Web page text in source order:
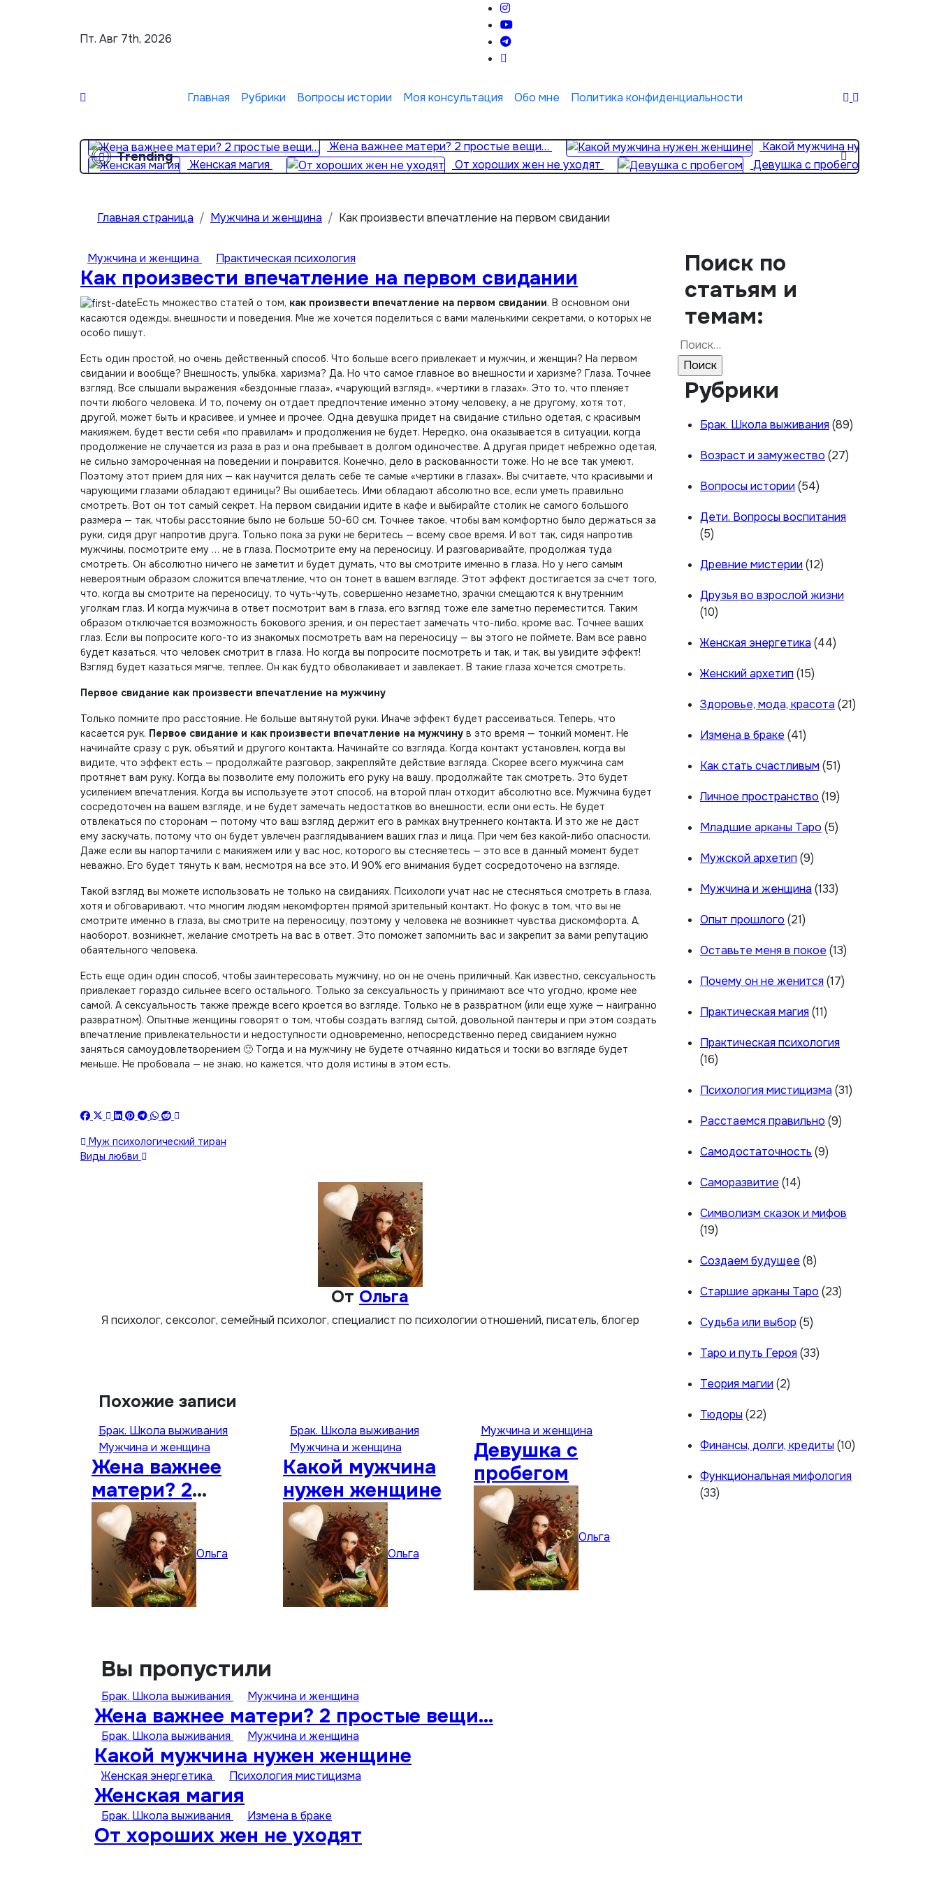
Пт. Авг 7th, 2026
Главная Рубрики Вопросы истории Моя консультация Обо мне Политика конфиденциальности
Trending
Жена важнее матери? 2 простые вещи…
Какой мужчина нужен женщине
Женская магия
От хороших жен не уходят Девушка с пробегом
Главная страница Мужчина и женщина Как произвести впечатление на первом свидании
Мужчина и женщина Практическая психология
Как произвести впечатление на первом свидании
Есть множество статей о том, как произвести впечатление на первом свидании. В основном они
касаются одежды, внешности и поведения. Мне же хочется поделиться с вами маленькими секретами, о которых не
особо пишут.
Есть один простой, но очень действенный способ. Что больше всего привлекает и мужчин, и женщин? На первом
свидании и вообще? Внешность, улыбка, харизма? Да. Но что самое главное во внешности и харизме? Глаза. Точнее
взгляд. Все слышали выражения «бездонные глаза», «чарующий взгляд», «чертики в глазах». Это то, что пленяет
почти любого человека. И то, почему он отдает предпочтение именно этому человеку, а не другому, хотя тот,
другой, может быть и красивее, и умнее и прочее. Одна девушка придет на свидание стильно одетая, с красивым
макияжем, будет вести себя «по правилам» и продолжения не будет. Нередко, она оказывается в ситуации, когда
продолжение не случается из раза в раз и она пребывает в долгом одиночестве. А другая придет небрежно одетая,
не сильно замороченная на поведении и понравится. Конечно, дело в раскованности тоже. Но не все так умеют.
Поэтому этот прием для них — как научится делать себе те самые «чертики в глазах». Вы считаете, что красивыми и
чарующими глазами обладают единицы? Вы ошибаетесь. Ими обладают абсолютно все, если уметь правильно
смотреть. Вот он тот самый секрет. На первом свидании идите в кафе и выбирайте столик не самого большого
размера — так, чтобы расстояние было не больше 50-60 см. Точнее такое, чтобы вам комфортно было держаться за
руки, сидя друг напротив друга. Только пока за руки не беритесь — всему свое время. И вот так, сидя напротив
мужчины, посмотрите ему … не в глаза. Посмотрите ему на переносицу. И разговаривайте, продолжая туда
смотреть. Он абсолютно ничего не заметит и будет думать, что вы смотрите именно в глаза. Но у него самым
невероятным образом сложится впечатление, что он тонет в вашем взгляде. Этот эффект достигается за счет того,
что, когда вы смотрите на переносицу, то чуть-чуть, совершенно незаметно, зрачки смещаются к внутренним
уголкам глаз. И когда мужчина в ответ посмотрит вам в глаза, его взгляд тоже еле заметно переместится. Таким
образом отключается возможность бокового зрения, и он перестает замечать что-либо, кроме вас. Точнее ваших
глаз. Если вы попросите кого-то из знакомых посмотреть вам на переносицу — вы этого не поймете. Вам все равно
будет казаться, что человек смотрит в глаза. Но когда вы попросите посмотреть и так, и так, вы увидите эффект!
Взгляд будет казаться мягче, теплее. Он как будто обволакивает и завлекает. В такие глаза хочется смотреть.
Первое свидание как произвести впечатление на мужчину
Только помните про расстояние. Не больше вытянутой руки. Иначе эффект будет рассеиваться. Теперь, что
касается рук. Первое свидание и как произвести впечатление на мужчину в это время — тонкий момент. Не
начинайте сразу с рук, объятий и другого контакта. Начинайте со взгляда. Когда контакт установлен, когда вы
видите, что эффект есть — продолжайте разговор, закрепляйте действие взгляда. Скорее всего мужчина сам
протянет вам руку. Когда вы позволите ему положить его руку на вашу, продолжайте так смотреть. Это будет
усилением впечатления. Когда вы используете этот способ, на второй план отходит абсолютно все. Мужчина будет
сосредоточен на вашем взгляде, и не будет замечать недостатков во внешности, если они есть. Не будет
отвлекаться по сторонам — потому что ваш взгляд держит его в рамках внутреннего контакта. И это же не даст
ему заскучать, потому что он будет увлечен разглядыванием ваших глаз и лица. При чем без какой-либо опасности.
Даже если вы напортачили с макияжем или у вас нос, которого вы стесняетесь — это все в данный момент будет
неважно. Его будет тянуть к вам, несмотря на все это. И 90% его внимания будет сосредоточено на взгляде.
Такой взгляд вы можете использовать не только на свиданиях. Психологи учат нас не стесняться смотреть в глаза,
хотя и обговаривают, что многим людям некомфортен прямой зрительный контакт. Но фокус в том, что вы не
смотрите именно в глаза, вы смотрите на переносицу, поэтому у человека не возникнет чувства дискомфорта. А,
наоборот, возникнет, желание смотреть на вас в ответ. Это поможет запомнить вас и закрепит за вами репутацию
обаятельного человека.
Есть еще один один способ, чтобы заинтересовать мужчину, но он не очень приличный. Как известно, сексуальность
привлекает гораздо сильнее всего остального. Только за сексуальность у принимают все что угодно, кроме нее
самой. А сексуальность также прежде всего кроется во взгляде. Только не в развратном (или еще хуже — наигранно
развратном). Опытные женщины говорят о том, чтобы создать взгляд сытой, довольной пантеры и при этом создать
впечатление привлекательности и недоступности одновременно, непосредственно перед свиданием нужно
заняться самоудовлетворением 🙂 Тогда и на мужчину не будете отчаянно кидаться и тоски во взгляде будет
меньше. Не пробовала — не знаю, но кажется, что доля истины в этом есть.
Навигация
Муж психологический тиран
Виды любви
От Ольга
Я психолог, сексолог, семейный психолог, специалист по психологии отношений, писатель, блогер
Похожие записи
Брак. Школа выживания
Мужчина и женщина
Жена важнее
матери? 2
простые вещи…
Ольга
Брак. Школа выживания
Мужчина и женщина
Какой мужчина
нужен женщине
Ольга
Мужчина и женщина
Девушка с
пробегом
Ольга
Поиск по
статьям и
темам:
Найти:
Рубрики
Брак. Школа выживания (89)
Возраст и замужество (27)
Вопросы истории (54)
Дети. Вопросы воспитания
(5)
Древние мистерии (12)
Друзья во взрослой жизни
(10)
Женская энергетика (44)
Женский архетип (15)
Здоровье, мода, красота (21)
Измена в браке (41)
Как стать счастливым (51)
Личное пространство (19)
Младшие арканы Таро (5)
Мужской архетип (9)
Мужчина и женщина (133)
Опыт прошлого (21)
Оставьте меня в покое (13)
Почему он не женится (17)
Практическая магия (11)
Практическая психология
(16)
Психология мистицизма (31)
Расстаемся правильно (9)
Самодостаточность (9)
Саморазвитие (14)
Символизм сказок и мифов
(19)
Создаем будущее (8)
Старшие арканы Таро (23)
Судьба или выбор (5)
Таро и путь Героя (33)
Теория магии (2)
Тюдоры (22)
Финансы, долги, кредиты (10)
Функциональная мифология
(33)
Вы пропустили
Брак. Школа выживания Мужчина и женщина
Жена важнее матери? 2 простые вещи…
Брак. Школа выживания Мужчина и женщина
Какой мужчина нужен женщине
Женская энергетика Психология мистицизма
Женская магия
Брак. Школа выживания Измена в браке
От хороших жен не уходят